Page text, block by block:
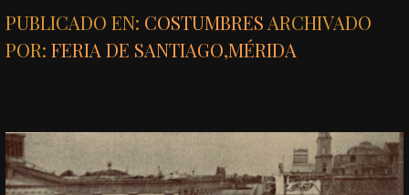
PUBLICADO EN: COSTUMBRES ARCHIVADO
POR:FERIA DE SANTIAGO,MÉRIDA